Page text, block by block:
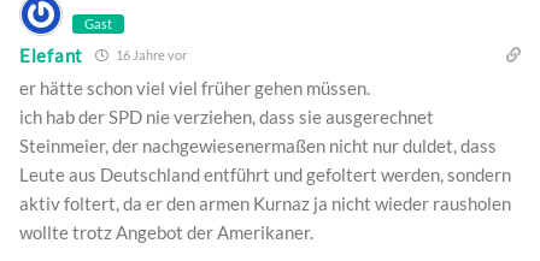
Gast
Elefant 16 Jahre vor
er hätte schon viel viel früher gehen müssen.
ich hab der SPD nie verziehen, dass sie ausgerechnet
Steinmeier, der nachgewiesenermaßen nicht nur duldet, dass
Leute aus Deutschland entführt und gefoltert werden, sondern
aktiv foltert, da er den armen Kurnaz ja nicht wieder rausholen
wollte trotz Angebot der Amerikaner.